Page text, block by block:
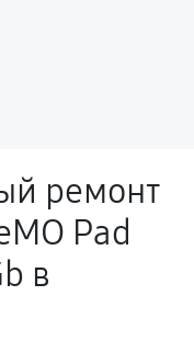
случаем
при
заявленным
ремонт
Pad
в